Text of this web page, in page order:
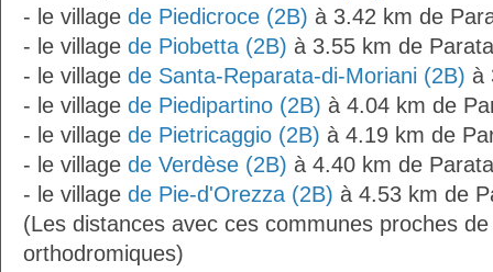
- le village de Piedicroce (2B) à 3.42 km de
- le village de Piobetta (2B) à 3.55 km de Parata
- le village de Santa-Reparata-di-Moriani (2B) à
- le village de Piedipartino (2B) à 4.04 km de
- le village de Pietricaggio (2B) à 4.19 km de
- le village de Verdèse (2B) à 4.40 km de Parata
- le village de Pie-d'Orezza (2B) à 4.53 km de
(Les distances avec ces communes proches
orthodromiques)